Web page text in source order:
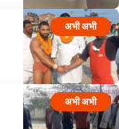
अभी अभी
अभी अभी